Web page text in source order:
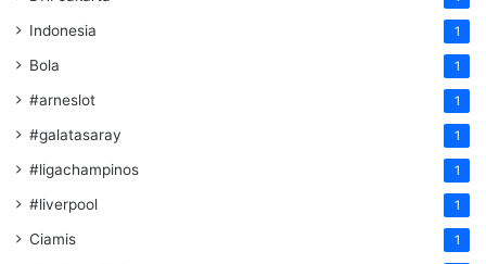
Indonesia 1
Bola 1
#arneslot 1
#galatasaray 1
#ligachampinos 1
#liverpool 1
Ciamis 1